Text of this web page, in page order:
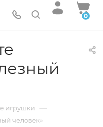
0
игрушки —
человек»